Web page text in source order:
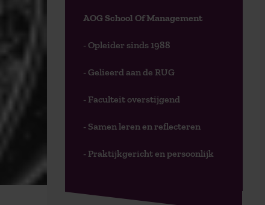
AOG School Of Management
- Opleider sinds 1988
- Gelieerd aan de RUG
- Faculteit overstijgend
- Samen leren en reflecteren
- Praktijkgericht en persoonlijk